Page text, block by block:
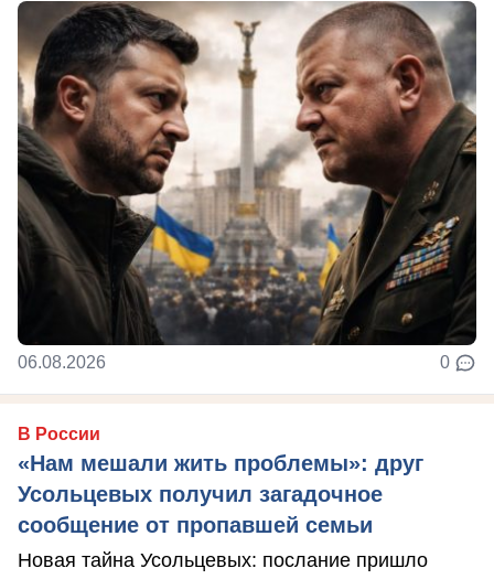
06.08.2026 0
В России
«Нам мешали жить проблемы»: друг
Усольцевых получил загадочное
сообщение от пропавшей семьи
Новая тайна Усольцевых: послание пришло